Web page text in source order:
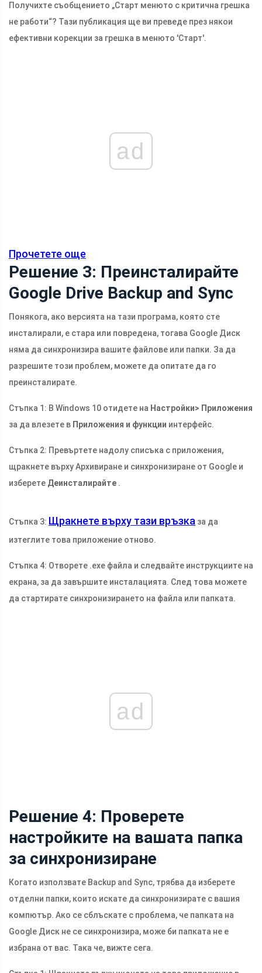
Получихте съобщението „Старт менюто с критична грешка
не работи“? Тази публикация ще ви преведе през някои
ефективни корекции за грешка в менюто 'Старт'.
ad
Прочетете още
Решение 3: Преинсталирайте
Google Drive Backup and Sync
Понякога, ако версията на тази програма, която сте
инсталирали, е стара или повредена, тогава Google Диск
няма да синхронизира вашите файлове или папки. За да
разрешите този проблем, можете да опитате да го
преинсталирате.
Стъпка 1: В Windows 10 отидете на Настройки> Приложения
за да влезете в Приложения и функции интерфейс.
Стъпка 2: Превъртете надолу списъка с приложения,
щракнете върху Архивиране и синхронизиране от Google и
изберете Деинсталирайте .
Стъпка 3: Щракнете върху тази връзка за да
изтеглите това приложение отново.
Стъпка 4: Отворете .exe файла и следвайте инструкциите на
екрана, за да завършите инсталацията. След това можете
да стартирате синхронизирането на файла или папката.
ad
Решение 4: Проверете
настройките на вашата папка
за синхронизиране
Когато използвате Backup and Sync, трябва да изберете
отделни папки, които искате да синхронизирате с вашия
компютър. Ако се сблъскате с проблема, че папката на
Google Диск не се синхронизира, може би папката не е
избрана от вас. Така че, вижте сега.